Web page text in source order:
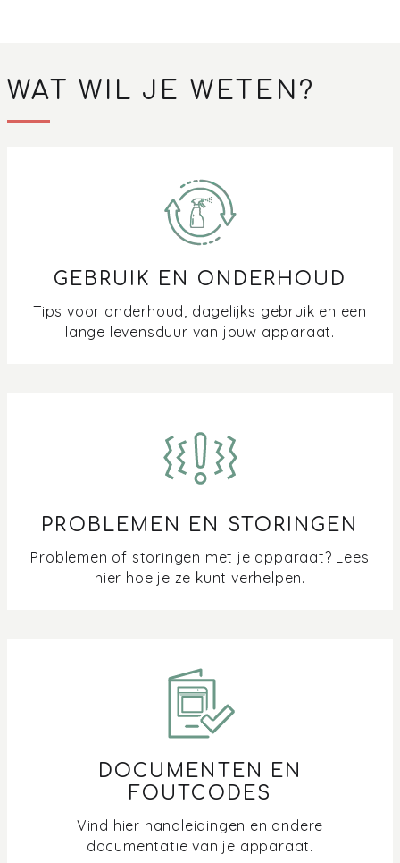
WAT WIL JE WETEN?
GEBRUIK EN ONDERHOUD
Tips voor onderhoud, dagelijks gebruik en een
lange levensduur van jouw apparaat.
PROBLEMEN EN STORINGEN
Problemen of storingen met je apparaat? Lees
hier hoe je ze kunt verhelpen.
DOCUMENTEN EN
FOUTCODES
Vind hier handleidingen en andere
documentatie van je apparaat.